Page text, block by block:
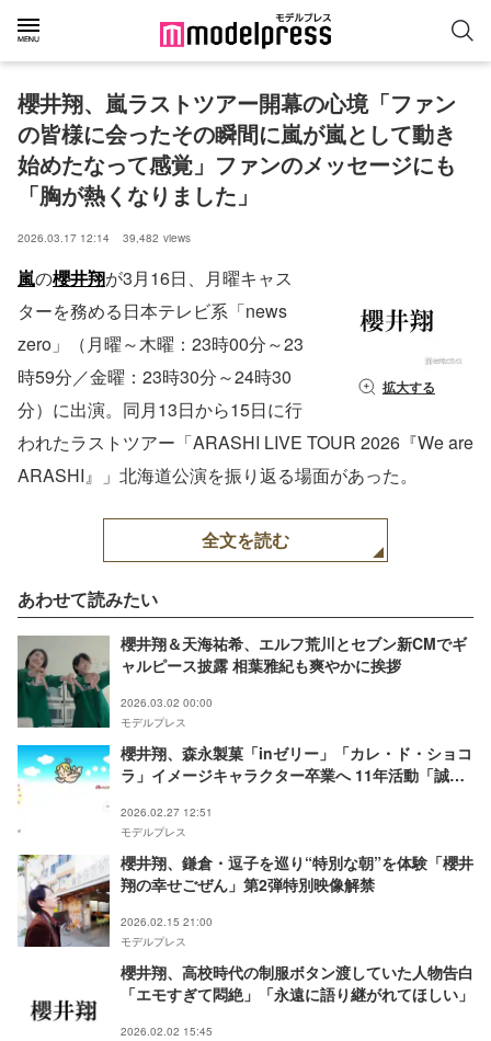
櫻井翔、嵐ラストツアー開幕の心境「ファン
の皆様に会ったその瞬間に嵐が嵐として動き
始めたなって感覚」ファンのメッセージにも
「胸が熱くなりました」
2026.03.17 12:14 39,482 views
拡大する
嵐の櫻井翔が3月16日、月曜キャス
ターを務める日本テレビ系「news
zero」（月曜～木曜：23時00分～23
時59分／金曜：23時30分～24時30
分）に出演。同月13日から15日に行
われたラストツアー「ARASHI LIVE TOUR 2026『We are
ARASHI』」北海道公演を振り返る場面があった。
全文を読む
あわせて読みたい
櫻井翔＆天海祐希、エルフ荒川とセブン新CMでギ
ャルピース披露 相葉雅紀も爽やかに挨拶
2026.03.02 00:00
モデルプレス
櫻井翔、森永製菓「inゼリー」「カレ・ド・ショコ
ラ」イメージキャラクター卒業へ 11年活動「誠実
2026.02.27 12:51
モデルプレス
櫻井翔、鎌倉・逗子を巡り“特別な朝”を体験「櫻井
翔の幸せごぜん」第2弾特別映像解禁
2026.02.15 21:00
モデルプレス
櫻井翔、高校時代の制服ボタン渡していた人物告白
「エモすぎて悶絶」「永遠に語り継がれてほしい」
2026.02.02 15:45